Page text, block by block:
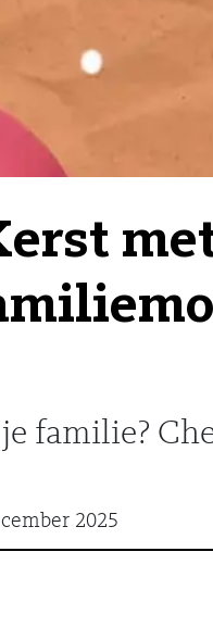
familie?
2025